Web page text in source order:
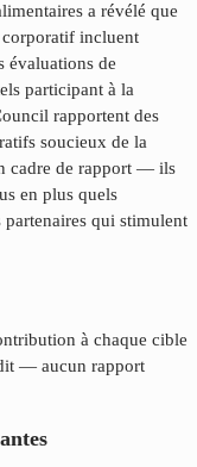
a révélé que
corporatif incluent
évaluations de
participant à la
rapportent des
soucieux de la
cadre de rapport — ils
en plus quels
partenaires qui stimulent
à chaque cible
— aucun rapport